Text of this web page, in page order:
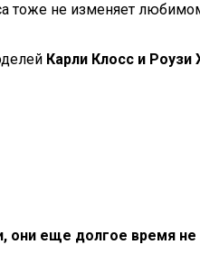
тоже не изменяет
Карли Клосс и Роузи
они еще долгое время